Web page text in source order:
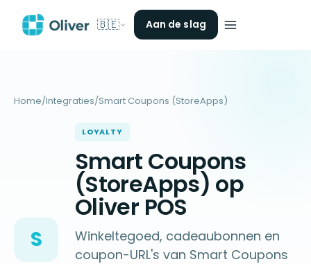
🇧🇪 Aan de slag
Home/Integraties/Smart Coupons (StoreApps)
S
LOYALTY
Smart Coupons
(StoreApps) op
Oliver POS
Winkeltegoed, cadeaubonnen en
coupon-URL's van Smart Coupons